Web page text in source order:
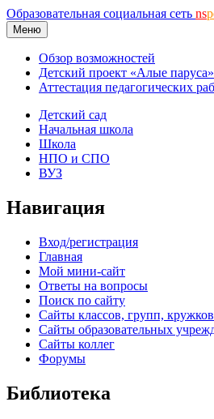
Образовательная социальная сеть ns
Меню
Обзор возможностей
Детский проект «Алые паруса»
Аттестация педагогических
Детский сад
Начальная школа
Школа
НПО и СПО
ВУЗ
Навигация
Вход/регистрация
Главная
Мой мини-сайт
Ответы на вопросы
Поиск по сайту
Сайты классов, групп,
Сайты образовательных
Сайты коллег
Форумы
Библиотека